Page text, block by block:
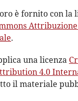
è fornito con la
.
una licenza
4.0
il materiale